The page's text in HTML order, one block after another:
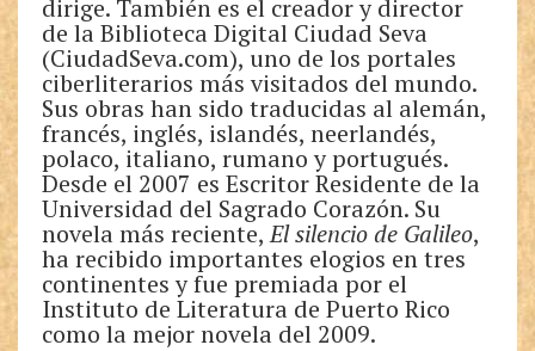
dirige. También es el creador y director
de la Biblioteca Digital Ciudad Seva
(CiudadSeva.com), uno de los portales
ciberliterarios más visitados del mundo.
Sus obras han sido traducidas al alemán,
francés, inglés, islandés, neerlandés,
polaco, italiano, rumano y portugués.
Desde el 2007 es Escritor Residente de la
Universidad del Sagrado Corazón. Su
novela más reciente,El silencio de Galileo,
ha recibido importantes elogios en tres
continentes y fue premiada por el
Instituto de Literatura de Puerto Rico
como la mejor novela del 2009.